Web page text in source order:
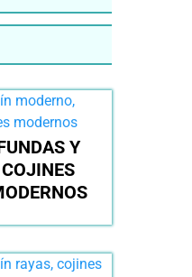
Y
COJINES